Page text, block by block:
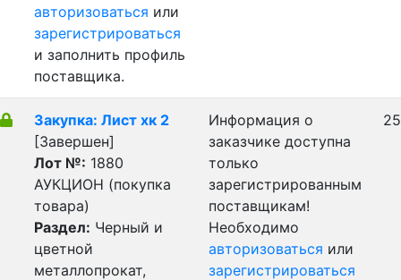
авторизоваться или
зарегистрироваться
и заполнить профиль
поставщика.
Закупка: Лист хк 2
[Завершен]
Лот №: 1880
АУКЦИОН (покупка
товара)
Раздел: Черный и
цветной
металлопрокат,
Информация о
заказчике доступна
только
зарегистрированным
поставщикам!
Необходимо
авторизоваться или
зарегистрироваться